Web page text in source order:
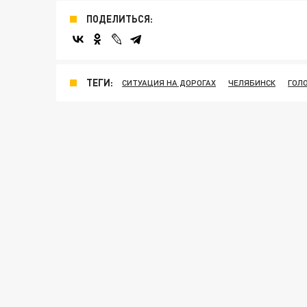
ПОДЕЛИТЬСЯ:
ТЕГИ: СИТУАЦИЯ НА ДОРОГАХ ЧЕЛЯБИНСК